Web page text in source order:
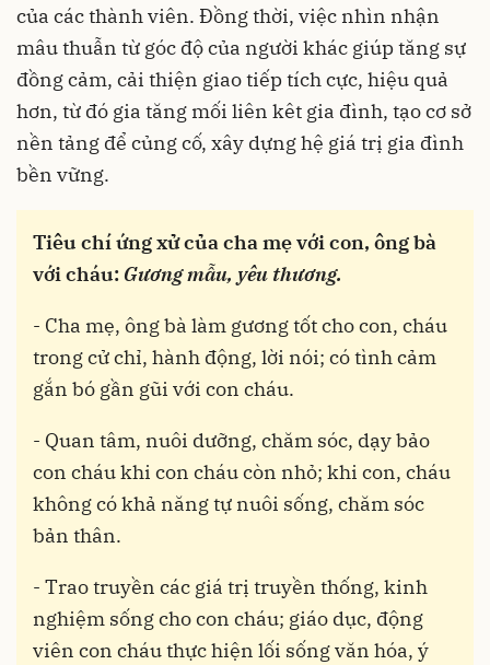
của các thành viên. Đồng thời, việc nhìn nhận
mâu thuẫn từ góc độ của người khác giúp tăng sự
đồng cảm, cải thiện giao tiếp tích cực, hiệu quả
hơn, từ đó gia tăng mối liên kêt gia đình, tạo cơ sở
nền tảng để củng cố, xây dựng hệ giá trị gia đình
bền vững.
Tiêu chí ứng xử của cha mẹ với con, ông bà
với cháu: Gương mẫu, yêu thương.
- Cha mẹ, ông bà làm gương tốt cho con, cháu
trong cử chỉ, hành động, lời nói; có tình cảm
gắn bó gần gũi với con cháu.
- Quan tâm, nuôi dưỡng, chăm sóc, dạy bảo
con cháu khi con cháu còn nhỏ; khi con, cháu
không có khả năng tự nuôi sống, chăm sóc
bản thân.
- Trao truyền các giá trị truyền thống, kinh
nghiệm sống cho con cháu; giáo dục, động
viên con cháu thực hiện lối sống văn hóa, ý